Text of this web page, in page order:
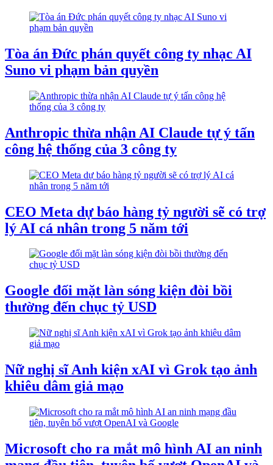
Tòa án Đức phán quyết công ty nhạc AI
Suno vi phạm bản quyền
Anthropic thừa nhận AI Claude tự ý tấn
công hệ thống của 3 công ty
CEO Meta dự báo hàng tỷ người sẽ có trợ
lý AI cá nhân trong 5 năm tới
Google đối mặt làn sóng kiện đòi bồi
thường đến chục tỷ USD
Nữ nghị sĩ Anh kiện xAI vì Grok tạo ảnh
khiêu dâm giả mạo
Microsoft cho ra mắt mô hình AI an ninh